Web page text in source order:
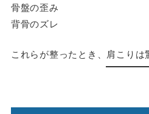
骨盤の歪み
背骨のズレ
これらが整ったとき、肩こりは